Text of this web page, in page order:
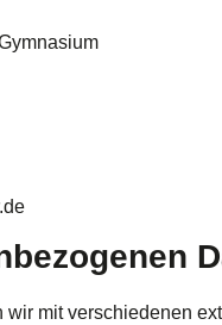
wir mit verschiedenen